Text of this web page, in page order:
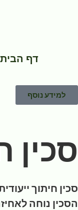
דף הבית
למידע נוסף
סכין
סכין חיתוך
הסכין נוחה